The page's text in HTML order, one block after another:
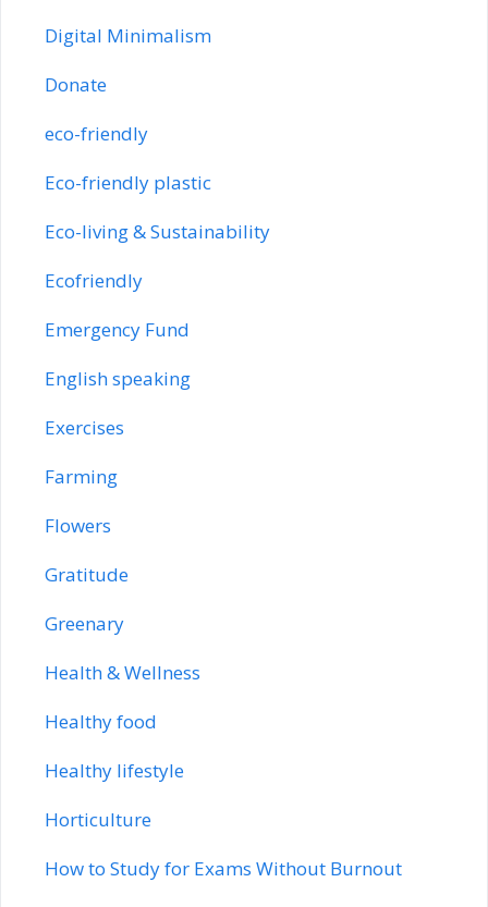
Digital Minimalism
Donate
eco-friendly
Eco-friendly plastic
Eco-living & Sustainability
Ecofriendly
Emergency Fund
English speaking
Exercises
Farming
Flowers
Gratitude
Greenary
Health & Wellness
Healthy food
Healthy lifestyle
Horticulture
How to Study for Exams Without Burnout